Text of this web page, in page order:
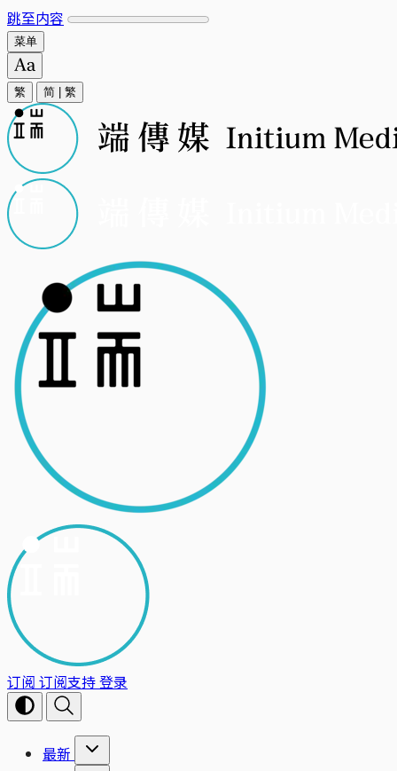
跳至内容
菜单
繁 简 繁
订阅 订阅支持登录
最新